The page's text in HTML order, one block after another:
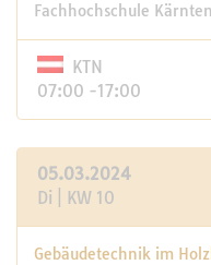
Fachhochschule
KTN
07:00 -17:00
05.03.2024
Di | KW 10
Gebäudetechnik im